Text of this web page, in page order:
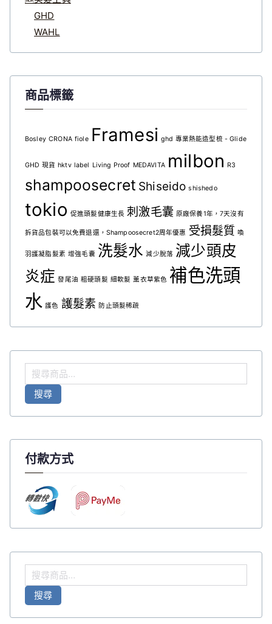
GHD
WAHL
商品標籤
Bosley CRONA fiole Framesi ghd 專業熱能造型梳 - Glide
GHD 現貨 hktv label Living Proof MEDAVITA milbon R3
shampoosecret Shiseido shishedo
tokio 促進頭髮健康生長 刺激毛囊 原廠保養1年，7天沒有
拆貨品包裝可以免費退還，Shampoosecret2周年優惠 受損髮質 喚
羽護凝脂髮素 增強毛囊 洗髮水 減少脫落 減少頭皮
炎症 發尾油 粗硬頭髮 細軟髮 薰衣草紫色 補色洗頭
水 護色 護髮素 防止頭髮稀疏
搜
尋
搜尋
付款方式
搜
尋
搜尋